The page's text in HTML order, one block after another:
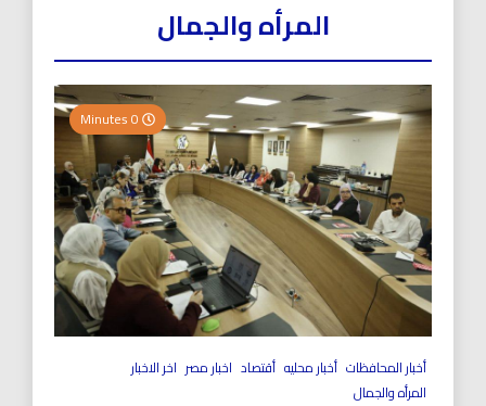
المرأه والجمال
أخبار المحافظات أخبار محليه أقتصاد اخبار مصر اخر الاخبار
المرأه والجمال